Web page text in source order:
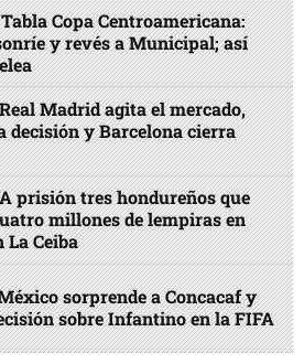
Tabla Copa Centroamericana:
y revés a Municipal; así
Real Madrid agita el mercado,
decisión y Barcelona cierra
A prisión tres hondureños que
millones de lempiras en
La Ceiba
sorprende a Concacaf y
sobre Infantino en la FIFA